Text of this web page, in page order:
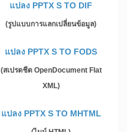
แปลง PPTX S TO DIF
(รูปแบบการแลกเปลี่ยนข้อมูล)
แปลง PPTX S TO FODS
(สเปรดชีต OpenDocument Flat
XML)
แปลง PPTX S TO MHTML